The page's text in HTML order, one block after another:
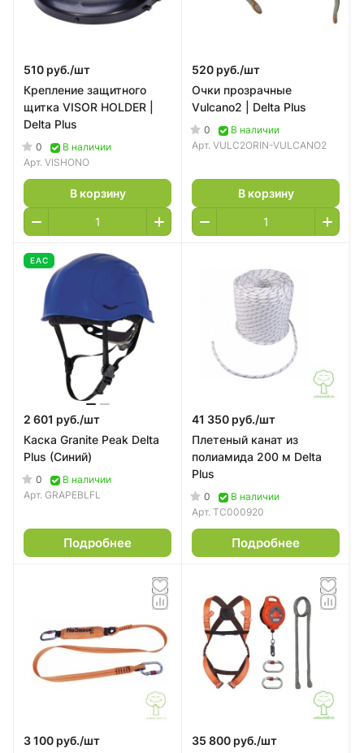
510 руб./шт
Крепление защитного
щитка VISOR HOLDER |
Delta Plus
0
В наличии
Арт. VISHONO
В корзину
520 руб./шт
Очки прозрачные
Vulcano2 | Delta Plus
0
В наличии
Арт. VULC2ORIN-VULCANO2
В корзину
EAC
2 601 руб./шт
Каска Granite Peak Delta
Plus (Синий)
0
В наличии
Арт. GRAPEBLFL
Подробнее
41 350 руб./шт
Плетеный канат из
полиамида 200 м Delta
Plus
0
В наличии
Арт. ТС000920
Подробнее
3 100 руб./шт
35 800 руб./шт